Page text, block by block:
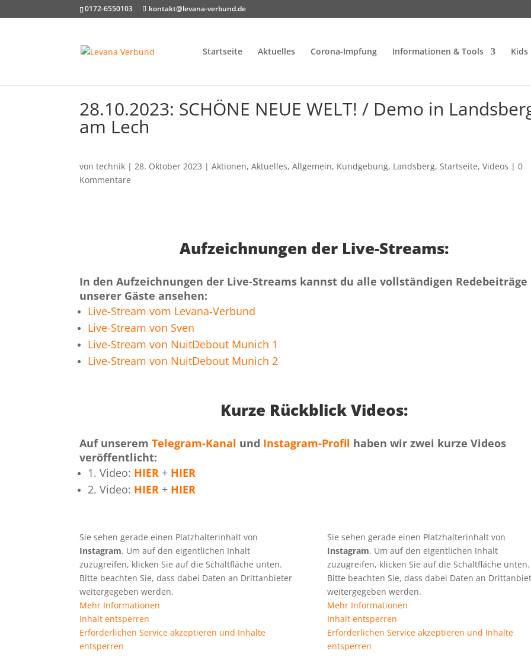
0172-6550103 kontakt@levana-verbund.de
Startseite Aktuelles Corona-Impfung Informationen & Tools Kids
28.10.2023: SCHÖNE NEUE WELT! / Demo in
am Lech
vontechnik |28. Oktober 2023 |Aktionen,Aktuelles,Allgemein, Kundgebung, Landsberg,Startseite,Videos |0
Kommentare
Aufzeichnungen der Live-Streams:
In den Aufzeichnungen der Live-Streams kannst du alle vollständigen Redebeiträge
unserer Gäste ansehen:
Live-Stream vom Levana-Verbund
Live-Stream von Sven
Live-Stream von NuitDebout Munich 1
Live-Stream von NuitDebout Munich 2
Kurze Rückblick Videos:
Auf unseremTelegram-Kanal und Instagram-Profil haben wir zwei kurze Videos
veröffentlicht:
1. Video: HIER + HIER
2. Video: HIER + HIER
Sie sehen gerade einen Platzhalterinhalt von
Instagram. Um auf den eigentlichen Inhalt
zuzugreifen, klicken Sie auf die Schaltfläche unten.
Bitte beachten Sie, dass dabei Daten an Drittanbieter
weitergegeben werden.
Mehr Informationen
Inhalt entsperren
Erforderlichen Service akzeptieren und Inhalte
entsperren
Sie sehen gerade einen Platzhalterinhalt von
Instagram. Um auf den eigentlichen Inhalt
zuzugreifen, klicken Sie auf die Schaltfläche unten.
Bitte beachten Sie, dass dabei Daten an
weitergegeben werden.
Mehr Informationen
Inhalt entsperren
Erforderlichen Service akzeptieren und Inhalte
entsperren